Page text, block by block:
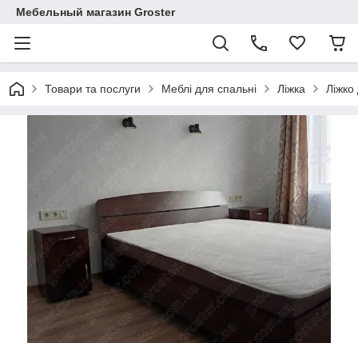
Мебельный магазин Groster
Товари та послуги Меблі для спальні Ліжка